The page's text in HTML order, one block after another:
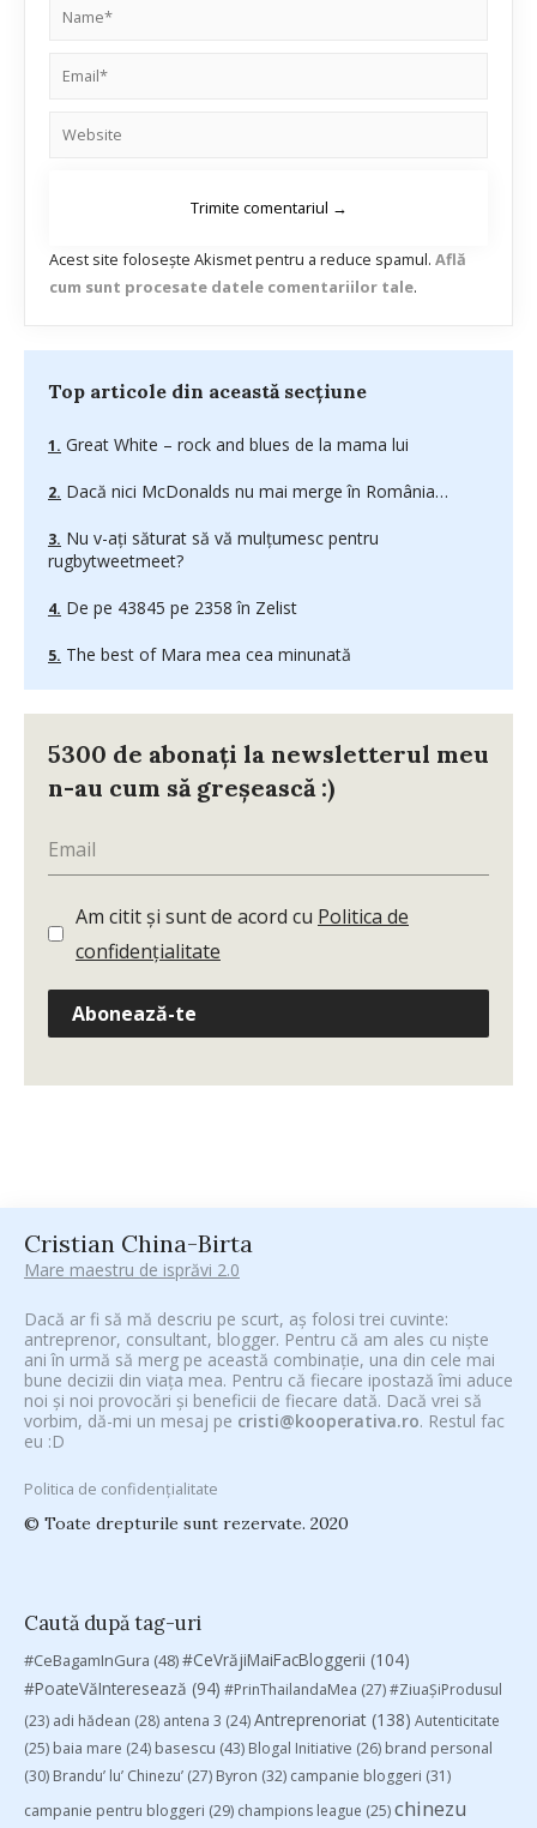
Acest site folosește Akismet pentru a reduce spamul. Află
cum sunt procesate datele comentariilor tale.
Top articole din această secțiune
Great White – rock and blues de la mama lui
Dacă nici McDonalds nu mai merge în România…
Nu v-aţi săturat să vă mulţumesc pentru
rugbytweetmeet?
De pe 43845 pe 2358 în Zelist
The best of Mara mea cea minunată
5300 de abonați la newsletterul meu
n-au cum să greșească :)
Am citit și sunt de acord cu Politica de
confidențialitate
Abonează-te
Cristian China-Birta
Mare maestru de isprăvi 2.0
Dacă ar fi să mă descriu pe scurt, aș folosi trei cuvinte:
antreprenor, consultant, blogger. Pentru că am ales cu niște
ani în urmă să merg pe această combinație, una din cele mai
bune decizii din viața mea. Pentru că fiecare ipostază îmi aduce
noi și noi provocări și beneficii de fiecare dată. Dacă vrei să
vorbim, dă-mi un mesaj pe cristi@kooperativa.ro. Restul fac
eu :D
Politica de confidențialitate
© Toate drepturile sunt rezervate. 2020
Caută după tag-uri
#CeBagamInGura (48)#CeVrăjiMaiFacBloggerii (104)
#PoateVăInteresează (94) #PrinThailandaMea (27)#ZiuaȘiProdusul
(23) adi hădean (28) antena 3 (24)Antreprenoriat (138) Autenticitate
(25) baia mare (24) basescu (43) Blogal Initiative (26) brand personal
(30) Brandu’ lu’ Chinezu’ (27) Byron (32) campanie bloggeri (31)
campanie pentru bloggeri (29) champions league (25)chinezu